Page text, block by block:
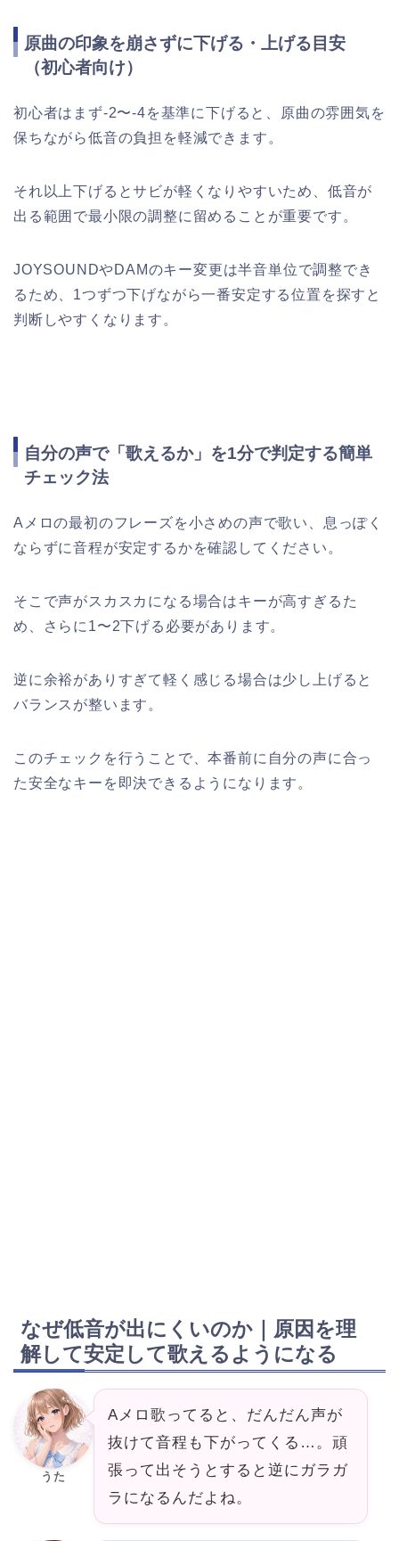
原曲の印象を崩さずに下げる・上げる目安
（初心者向け）
初心者はまず-2〜-4を基準に下げると、原曲の雰囲気を
保ちながら低音の負担を軽減できます。
それ以上下げるとサビが軽くなりやすいため、低音が
出る範囲で最小限の調整に留めることが重要です。
JOYSOUNDやDAMのキー変更は半音単位で調整でき
るため、1つずつ下げながら一番安定する位置を探すと
判断しやすくなります。
自分の声で「歌えるか」を1分で判定する簡単
チェック法
Aメロの最初のフレーズを小さめの声で歌い、息っぽく
ならずに音程が安定するかを確認してください。
そこで声がスカスカになる場合はキーが高すぎるた
め、さらに1〜2下げる必要があります。
逆に余裕がありすぎて軽く感じる場合は少し上げると
バランスが整います。
このチェックを行うことで、本番前に自分の声に合っ
た安全なキーを即決できるようになります。
なぜ低音が出にくいのか｜原因を理
解して安定して歌えるようになる
うた
Aメロ歌ってると、だんだん声が
抜けて音程も下がってくる…。頑
張って出そうとすると逆にガラガ
ラになるんだよね。